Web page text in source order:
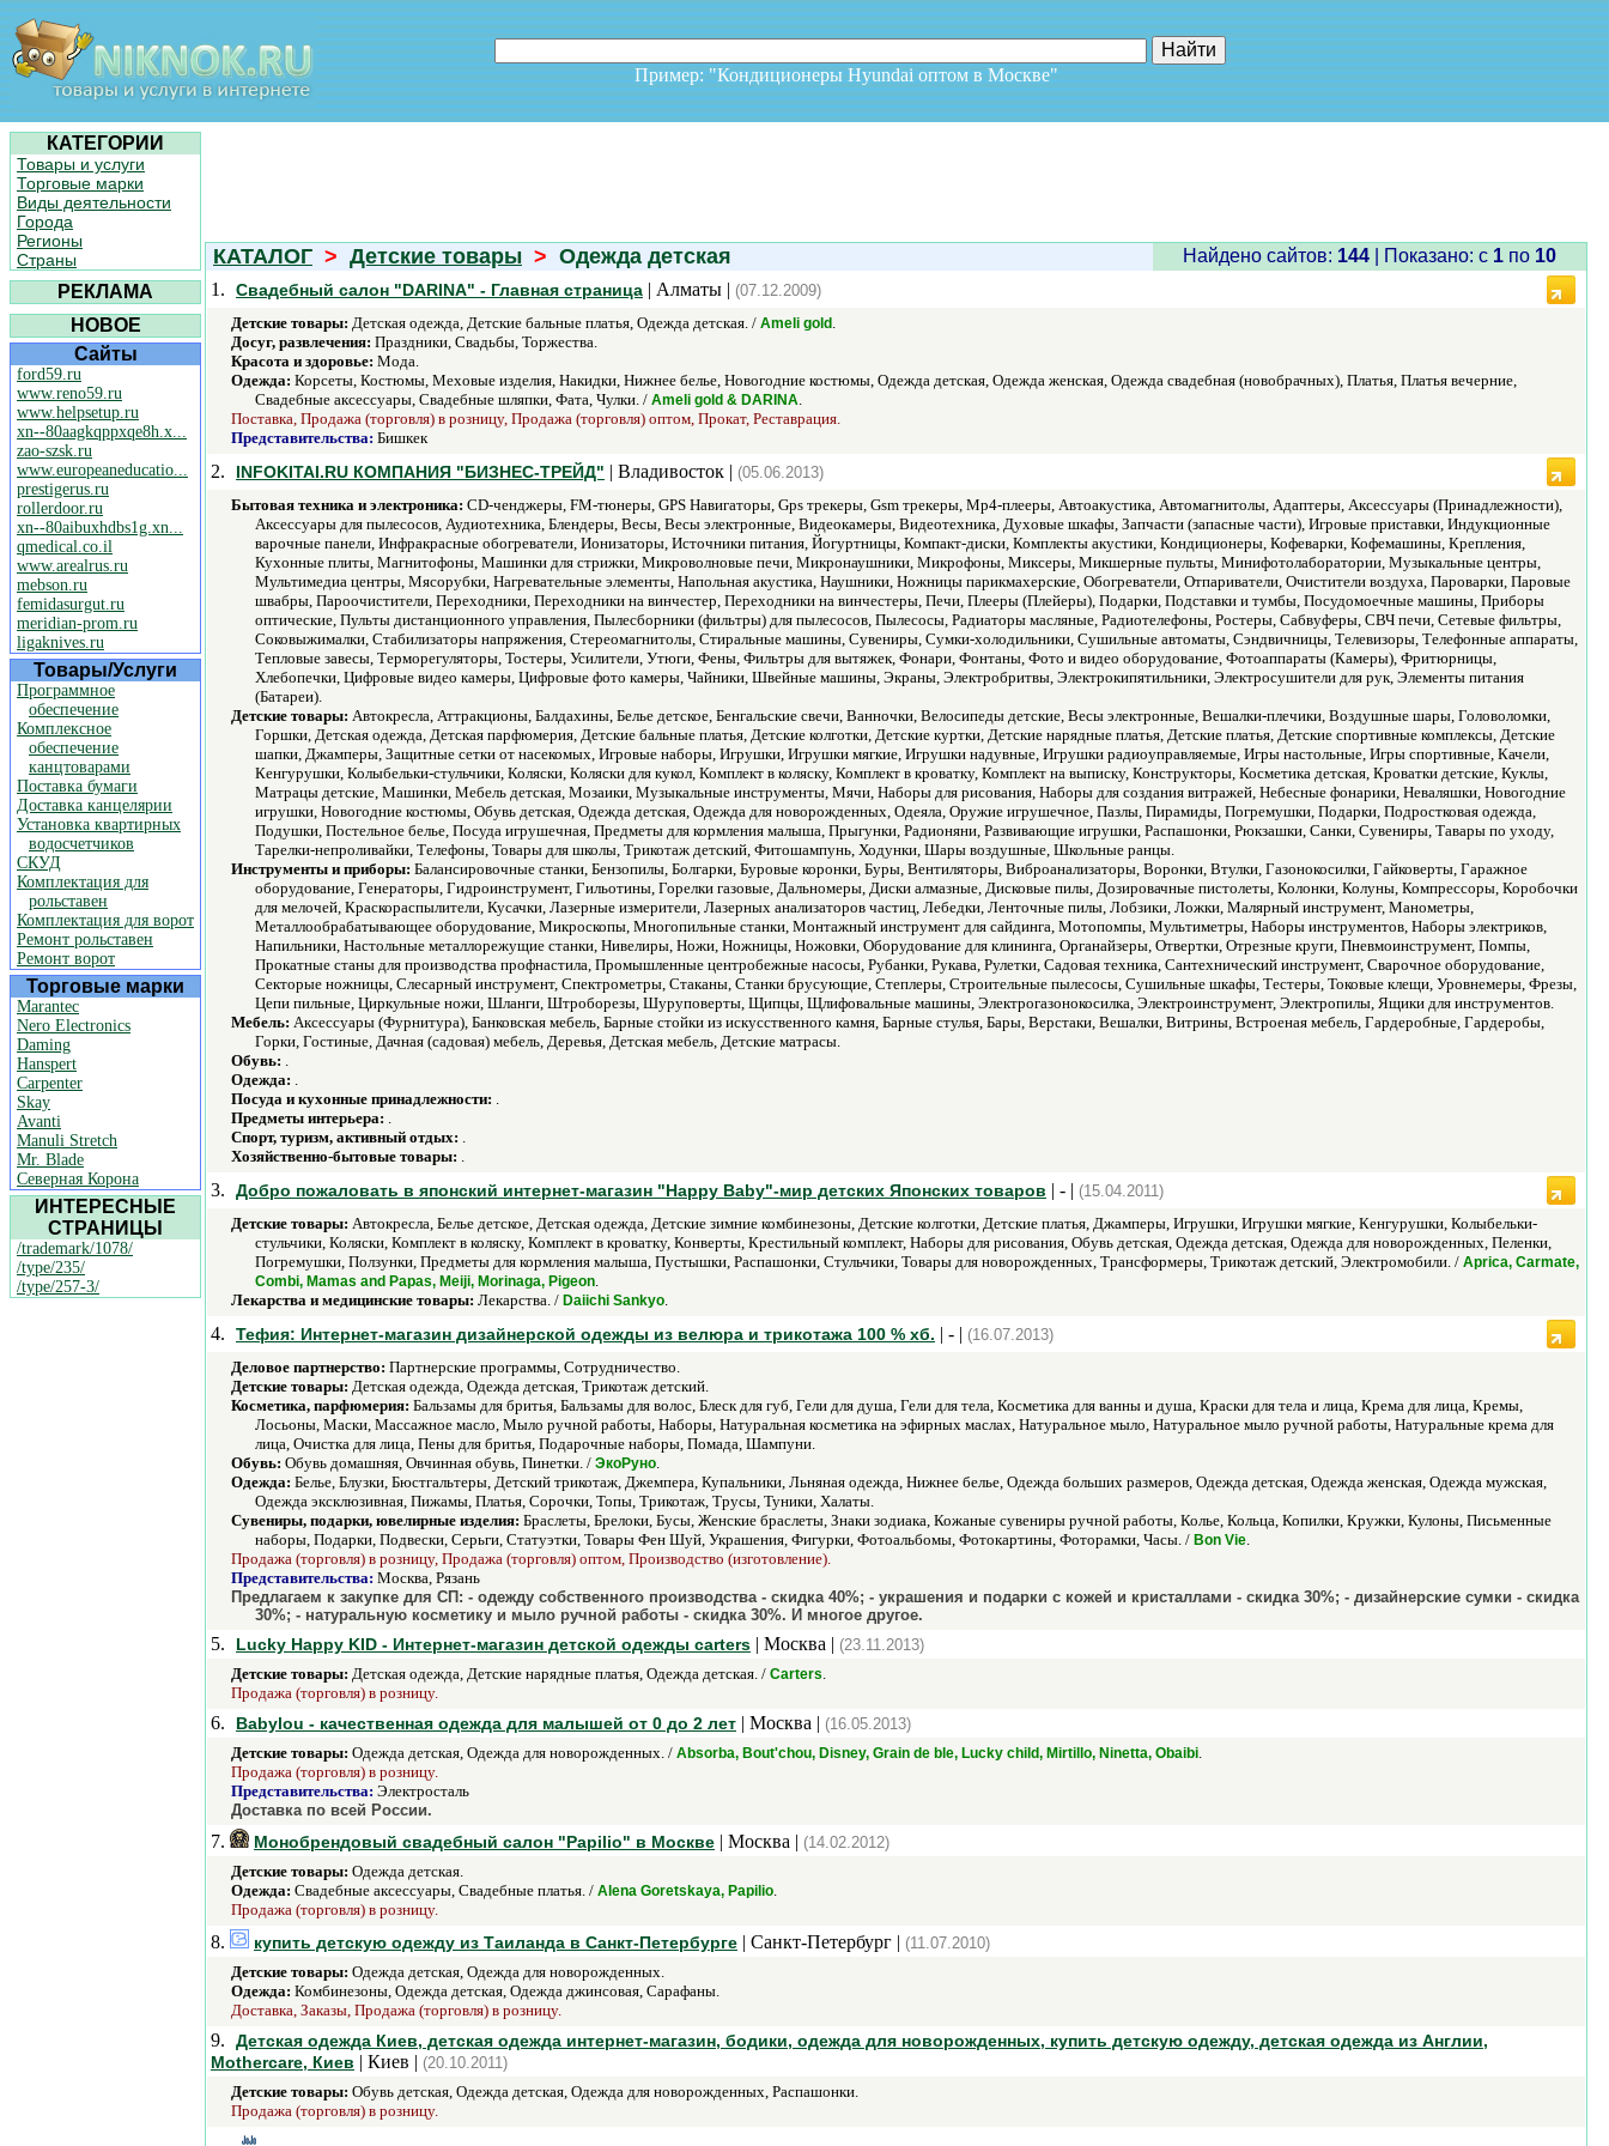
Пример: "Кондиционеры Hyundai оптом в Москве"
КАТЕГОРИИ
Товары и услуги
Торговые марки
Виды деятельности
Города
Регионы
Страны
РЕКЛАМА
НОВОЕ
Сайты
ford59.ru
www.reno59.ru
www.helpsetup.ru
xn--80aagkqppxqe8h.x...
zao-szsk.ru
www.europeaneducatio...
prestigerus.ru
rollerdoor.ru
xn--80aibuxhdbs1g.xn...
qmedical.co.il
www.arealrus.ru
mebson.ru
femidasurgut.ru
meridian-prom.ru
ligaknives.ru
Товары/Услуги
Программное
обеспечение
Комплексное
обеспечение
канцтоварами
Поставка бумаги
Доставка канцелярии
Установка квартирных
водосчетчиков
СКУД
Комплектация для
рольставен
Комплектация для ворот
Ремонт рольставен
Ремонт ворот
Торговые марки
Marantec
Nero Electronics
Daming
Hanspert
Carpenter
Skay
Avanti
Manuli Stretch
Mr. Blade
Северная Корона
ИНТЕРЕСНЫЕ
СТРАНИЦЫ
/trademark/1078/
/type/235/
/type/257-3/
КАТАЛОГ > Детские товары > Одежда детская Найдено сайтов: 144 | Показано: c 1 по 10
1.
Свадебный салон "DARINA" - Главная страница | Алматы | (07.12.2009)
Детские товары: Детская одежда, Детские бальные платья, Одежда детская. / Ameli gold .
Досуг, развлечения: Праздники, Свадьбы, Торжества.
Красота и здоровье: Мода.
Одежда: Корсеты, Костюмы, Меховые изделия, Накидки, Нижнее белье, Новогодние костюмы, Одежда детская, Одежда женская, Одежда свадебная (новобрачных), Платья, Платья вечерние,
Свадебные аксессуары, Свадебные шляпки, Фата, Чулки. / Ameli gold & DARINA.
Поставка, Продажа (торговля) в розницу, Продажа (торговля) оптом, Прокат, Реставрация.
Представительства: Бишкек
2. INFOKITAI.RU КОМПАНИЯ "БИЗНЕС-ТРЕЙД" | Владивосток | (05.06.2013)
Бытовая техника и электроника: CD-ченджеры, FM-тюнеры, GPS Навигаторы, Gps трекеры, Gsm трекеры, Mp4-плееры, Автоакустика, Автомагнитолы, Адаптеры, Аксессуары (Принадлежности),
Аксессуары для пылесосов, Аудиотехника, Блендеры, Весы, Весы электронные, Видеокамеры, Видеотехника, Духовые шкафы, Запчасти (запасные части), Игровые приставки, Индукционные
варочные панели, Инфракрасные обогреватели, Ионизаторы, Источники питания, Йогуртницы, Компакт-диски, Комплекты акустики, Кондиционеры, Кофеварки, Кофемашины, Крепления,
Кухонные плиты, Магнитофоны, Машинки для стрижки, Микроволновые печи, Микронаушники, Микрофоны, Миксеры, Микшерные пульты, Минифотолаборатории, Музыкальные центры,
Мультимедиа центры, Мясорубки, Нагревательные элементы, Напольная акустика, Наушники, Ножницы парикмахерские, Обогреватели, Отпариватели, Очистители воздуха, Пароварки, Паровые
швабры, Пароочистители, Переходники, Переходники на винчестер, Переходники на винчестеры, Печи, Плееры (Плейеры), Подарки, Подставки и тумбы, Посудомоечные машины, Приборы
оптические, Пульты дистанционного управления, Пылесборники (фильтры) для пылесосов, Пылесосы, Радиаторы масляные, Радиотелефоны, Ростеры, Сабвуферы, СВЧ печи, Сетевые фильтры,
Соковыжималки, Стабилизаторы напряжения, Стереомагнитолы, Стиральные машины, Сувениры, Сумки-холодильники, Сушильные автоматы, Сэндвичницы, Телевизоры, Телефонные аппараты,
Тепловые завесы, Терморегуляторы, Тостеры, Усилители, Утюги, Фены, Фильтры для вытяжек, Фонари, Фонтаны, Фото и видео оборудование, Фотоаппараты (Камеры), Фритюрницы,
Хлебопечки, Цифровые видео камеры, Цифровые фото камеры, Чайники, Швейные машины, Экраны, Электробритвы, Электрокипятильники, Электросушители для рук, Элементы питания
(Батареи).
Детские товары: Автокресла, Аттракционы, Балдахины, Белье детское, Бенгальские свечи, Ванночки, Велосипеды детские, Весы электронные, Вешалки-плечики, Воздушные шары, Головоломки,
Горшки, Детская одежда, Детская парфюмерия, Детские бальные платья, Детские колготки, Детские куртки, Детские нарядные платья, Детские платья, Детские спортивные комплексы, Детские
шапки, Джамперы, Защитные сетки от насекомых, Игровые наборы, Игрушки, Игрушки мягкие, Игрушки надувные, Игрушки радиоуправляемые, Игры настольные, Игры спортивные, Качели,
Кенгурушки, Колыбельки-стульчики, Коляски, Коляски для кукол, Комплект в коляску, Комплект в кроватку, Комплект на выписку, Конструкторы, Косметика детская, Кроватки детские, Куклы,
Матрацы детские, Машинки, Мебель детская, Мозаики, Музыкальные инструменты, Мячи, Наборы для рисования, Наборы для создания витражей, Небесные фонарики, Неваляшки, Новогодние
игрушки, Новогодние костюмы, Обувь детская, Одежда детская, Одежда для новорожденных, Одеяла, Оружие игрушечное, Пазлы, Пирамиды, Погремушки, Подарки, Подростковая одежда,
Подушки, Постельное белье, Посуда игрушечная, Предметы для кормления малыша, Прыгунки, Радионяни, Развивающие игрушки, Распашонки, Рюкзашки, Санки, Сувениры, Тавары по уходу,
Тарелки-непроливайки, Телефоны, Товары для школы, Трикотаж детский, Фитошампунь, Ходунки, Шары воздушные, Школьные ранцы.
Инструменты и приборы: Балансировочные станки, Бензопилы, Болгарки, Буровые коронки, Буры, Вентиляторы, Виброанализаторы, Воронки, Втулки, Газонокосилки, Гайковерты, Гаражное
оборудование, Генераторы, Гидроинструмент, Гильотины, Горелки газовые, Дальномеры, Диски алмазные, Дисковые пилы, Дозировачные пистолеты, Колонки, Колуны, Компрессоры, Коробочки
для мелочей, Краскораспылители, Кусачки, Лазерные измерители, Лазерных анализаторов частиц, Лебедки, Ленточные пилы, Лобзики, Ложки, Малярный инструмент, Манометры,
Металлообрабатывающее оборудование, Микроскопы, Многопильные станки, Монтажный инструмент для сайдинга, Мотопомпы, Мультиметры, Наборы инструментов, Наборы электриков,
Напильники, Настольные металлорежущие станки, Нивелиры, Ножи, Ножницы, Ножовки, Оборудование для клининга, Органайзеры, Отвертки, Отрезные круги, Пневмоинструмент, Помпы,
Прокатные станы для производства профнастила, Промышленные центробежные насосы, Рубанки, Рукава, Рулетки, Садовая техника, Сантехнический инструмент, Сварочное оборудование,
Секторые ножницы, Слесарный инструмент, Спектрометры, Стаканы, Станки брусующие, Степлеры, Строительные пылесосы, Сушильные шкафы, Тестеры, Токовые клещи, Уровнемеры, Фрезы,
Цепи пильные, Циркульные ножи, Шланги, Штроборезы, Шуруповерты, Щипцы, Щлифовальные машины, Электрогазонокосилка, Электроинструмент, Электропилы, Ящики для инструментов.
Мебель: Аксессуары (Фурнитура), Банковская мебель, Барные стойки из искусственного камня, Барные стулья, Бары, Верстаки, Вешалки, Витрины, Встроеная мебель, Гардеробные, Гардеробы,
Горки, Гостиные, Дачная (садовая) мебель, Деревья, Детская мебель, Детские матрасы.
Обувь: .
Одежда: .
Посуда и кухонные принадлежности: .
Предметы интерьера: .
Спорт, туризм, активный отдых: .
Хозяйственно-бытовые товары: .
3. Добро пожаловать в японский интернет-магазин "Happy Baby"-мир детских Японских товаров | - | (15.04.2011)
Детские товары: Автокресла, Белье детское, Детская одежда, Детские зимние комбинезоны, Детские колготки, Детские платья, Джамперы, Игрушки, Игрушки мягкие, Кенгурушки, Колыбельки-
стульчики, Коляски, Комплект в коляску, Комплект в кроватку, Конверты, Крестильный комплект, Наборы для рисования, Обувь детская, Одежда детская, Одежда для новорожденных, Пеленки,
Погремушки, Ползунки, Предметы для кормления малыша, Пустышки, Распашонки, Стульчики, Товары для новорожденных, Трансформеры, Трикотаж детский, Электромобили. / Aprica, Carmate,
Combi, Mamas and Papas, Meiji, Morinaga, Pigeon.
Лекарства и медицинские товары: Лекарства. / Daiichi Sankyo.
4. Тефия: Интернет-магазин дизайнерской одежды из велюра и трикотажа 100 % хб. | - | (16.07.2013)
Деловое партнерство: Партнерские программы, Сотрудничество.
Детские товары: Детская одежда, Одежда детская, Трикотаж детский.
Косметика, парфюмерия: Бальзамы для бритья, Бальзамы для волос, Блеск для губ, Гели для душа, Гели для тела, Косметика для ванны и душа, Краски для тела и лица, Крема для лица, Кремы,
Лосьоны, Маски, Массажное масло, Мыло ручной работы, Наборы, Натуральная косметика на эфирных маслах, Натуральное мыло, Натуральное мыло ручной работы, Натуральные крема для
лица, Очистка для лица, Пены для бритья, Подарочные наборы, Помада, Шампуни.
Обувь: Обувь домашняя, Овчинная обувь, Пинетки. / ЭкоРуно.
Одежда: Белье, Блузки, Бюстгальтеры, Детский трикотаж, Джемпера, Купальники, Льняная одежда, Нижнее белье, Одежда больших размеров, Одежда детская, Одежда женская, Одежда мужская,
Одежда эксклюзивная, Пижамы, Платья, Сорочки, Топы, Трикотаж, Трусы, Туники, Халаты.
Сувениры, подарки, ювелирные изделия: Браслеты, Брелоки, Бусы, Женские браслеты, Знаки зодиака, Кожаные сувениры ручной работы, Колье, Кольца, Копилки, Кружки, Кулоны, Письменные
наборы, Подарки, Подвески, Серьги, Статуэтки, Товары Фен Шуй, Украшения, Фигурки, Фотоальбомы, Фотокартины, Фоторамки, Часы. / Bon Vie.
Продажа (торговля) в розницу, Продажа (торговля) оптом, Производство (изготовление).
Представительства: Москва, Рязань
Предлагаем к закупке для СП: - одежду собственного производства - скидка 40%; - украшения и подарки с кожей и кристаллами - скидка 30%; - дизайнерские сумки - скидка
30%; - натуральную косметику и мыло ручной работы - скидка 30%. И многое другое.
5. Lucky Happy KID - Интернет-магазин детской одежды carters | Москва | (23.11.2013)
Детские товары: Детская одежда, Детские нарядные платья, Одежда детская. / Carters.
Продажа (торговля) в розницу.
6. Babylou - качественная одежда для малышей от 0 до 2 лет | Москва | (16.05.2013)
Детские товары: Одежда детская, Одежда для новорожденных. / Absorba, Bout'chou, Disney, Grain de ble, Lucky child, Mirtillo, Ninetta, Obaibi.
Продажа (торговля) в розницу.
Представительства: Электросталь
Доставка по всей России.
7. Монобрендовый свадебный салон "Papilio" в Москве | Москва | (14.02.2012)
Детские товары: Одежда детская.
Одежда: Свадебные аксессуары, Свадебные платья. / Alena Goretskaya, Papilio.
Продажа (торговля) в розницу.
8. купить детскую одежду из Таиланда в Санкт-Петербурге | Санкт-Петербург | (11.07.2010)
Детские товары: Одежда детская, Одежда для новорожденных.
Одежда: Комбинезоны, Одежда детская, Одежда джинсовая, Сарафаны.
Доставка, Заказы, Продажа (торговля) в розницу.
9.
Детская одежда Киев, детская одежда интернет-магазин, бодики, одежда для новорожденных, купить детскую одежду, детская одежда из Англии,
Mothercare, Киев | Киев | (20.10.2011)
Детские товары: Обувь детская, Одежда детская, Одежда для новорожденных, Распашонки.
Продажа (торговля) в розницу.